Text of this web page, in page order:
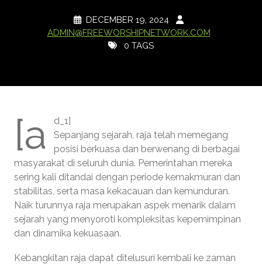
DECEMBER 19, 2024
ADMIN@FREEWORSHIPNETWORK.COM
0 TAGS
[a
d_1]
Sepanjang sejarah, raja telah memegang
posisi berkuasa dan berwenang di berbagai
masyarakat di seluruh dunia. Pemerintahan mereka
sering kali ditandai dengan periode kemakmuran dan
stabilitas, serta masa kekacauan dan kemunduran.
Naik turunnya raja merupakan aspek menarik dalam
sejarah yang menyoroti kompleksitas kepemimpinan
dan dinamika kekuasaan.
Kebangkitan raja dapat ditelusuri kembali ke zaman